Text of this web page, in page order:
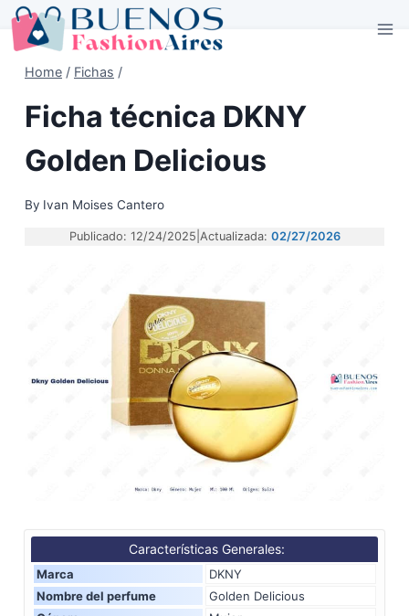
Skip
to
Home / Fichas /
Ficha técnica DKNY
Golden Delicious
By Ivan Moises Cantero
Publicado: 12/24/2025 Actualizada: 02/27/2026
Características Generales:
Marca
DKNY
Nombre del perfume
Golden Delicious